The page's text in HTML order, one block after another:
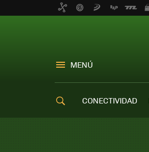
MENÚ
CONECTIVIDAD